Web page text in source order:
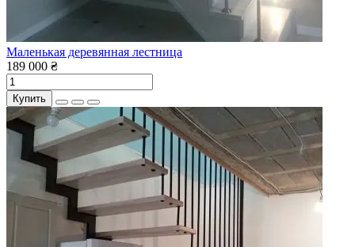
Маленькая деревянная лестница
189 000 ₴
Купить